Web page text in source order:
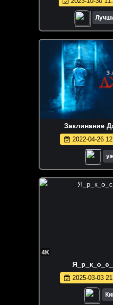
Заклинание
2022-04-26
4K
2025-03-03